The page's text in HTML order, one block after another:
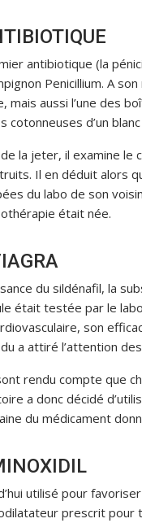
antibiotique (la
Penicillium. A
mais aussi l’une des
cotonneuses d’un
la jeter, il examine le
Il en déduit alors
du labo de son
était née.
du sildénafil, la
était testée par le
son
a attiré l’attention
rendu compte que
a donc décidé
du médicament
utilisé pour
prescrit pour